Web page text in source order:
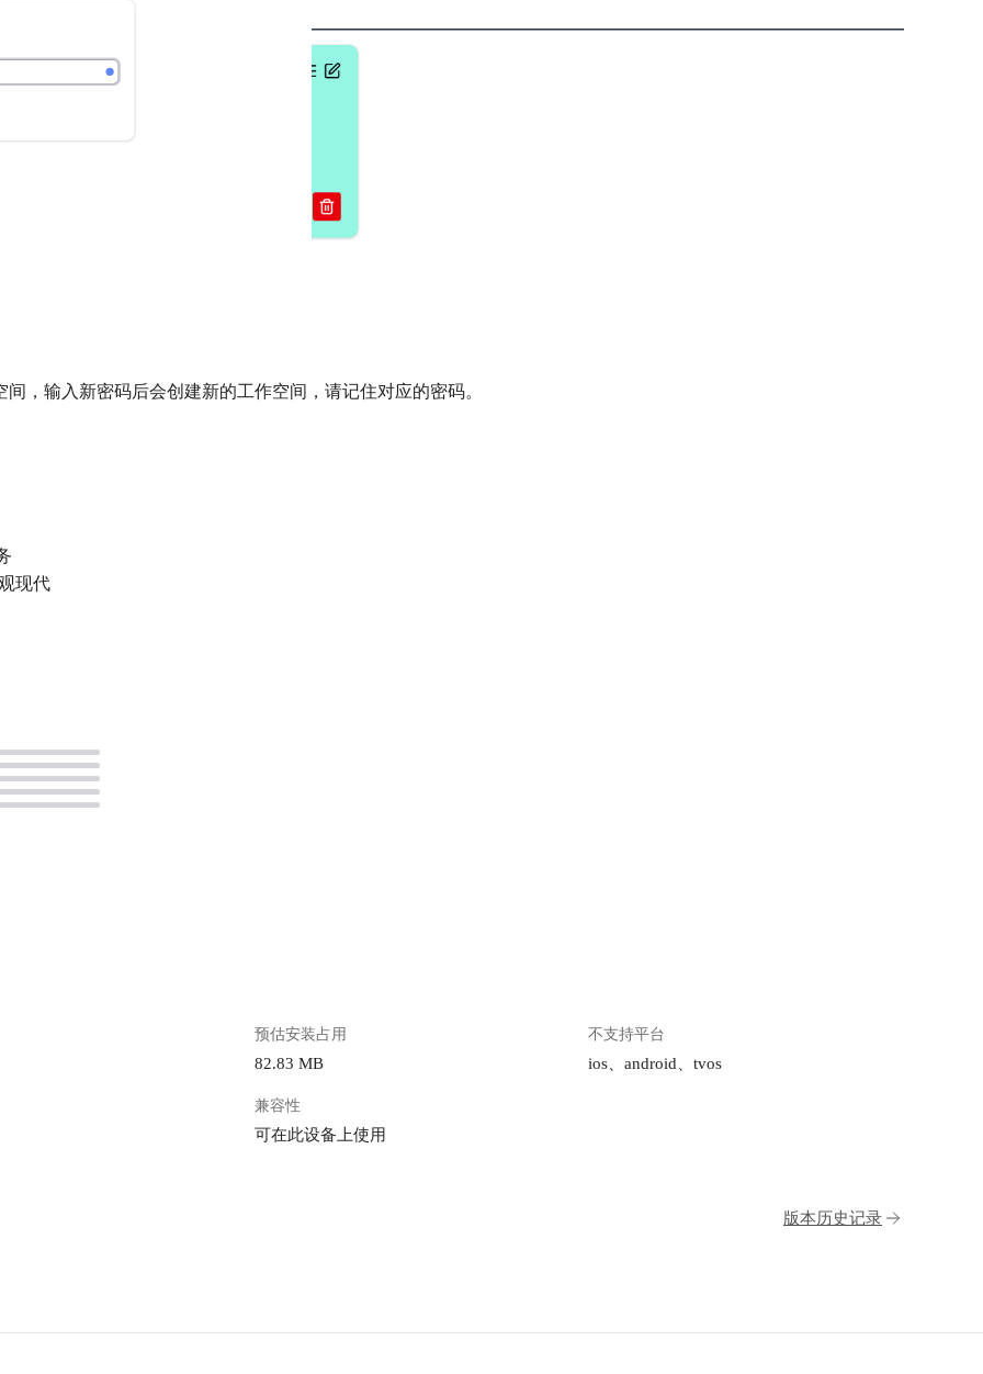
，输入新密码后会创建新的工作空间，请记住对应的密码。
现代
预估安装占用
82.83 MB
不支持平台
ios、android、tvos
兼容性
可在此设备上使用
版本历史记录